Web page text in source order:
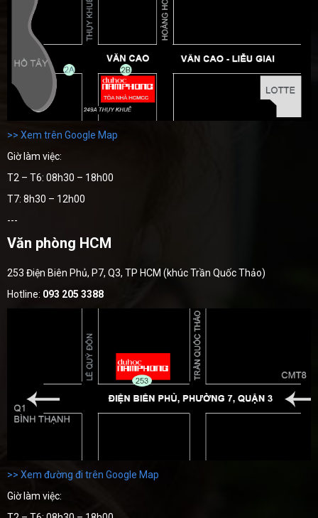
>> Xem trên Google Map
Giờ làm việc:
T2 – T6: 08h30 – 18h00
T7: 8h30 – 12h00
---
Văn phòng HCM
253 Điện Biên Phủ, P7, Q3, TP HCM (khúc Trần Quốc Thảo)
Hotline: 093 205 3388
>> Xem đường đi trên Google Map
Giờ làm việc: